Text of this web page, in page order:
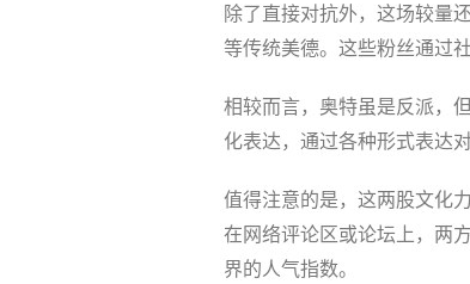
除了直接对抗外，这场较量
等传统美德。这些粉丝通过
相较而言，奥特虽是反派，
化表达，通过各种形式表达
值得注意的是，这两股文化
在网络评论区或论坛上，两
界的人气指数。